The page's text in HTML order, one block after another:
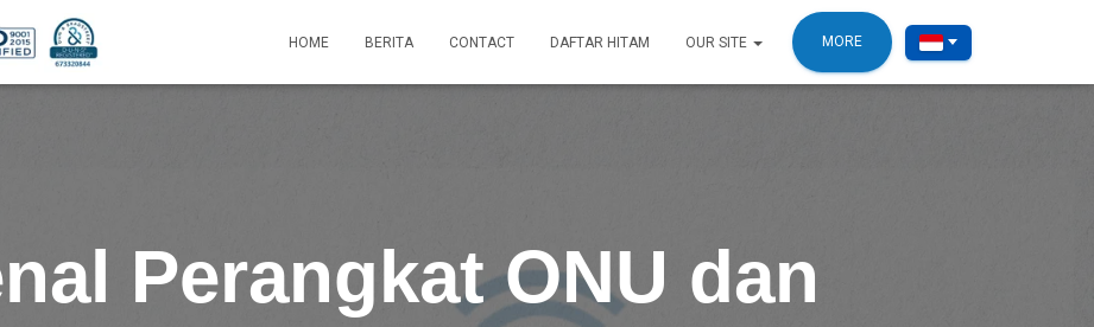
HOME BERITA CONTACT DAFTAR HITAM OUR SITE MORE
Perangkat ONU dan